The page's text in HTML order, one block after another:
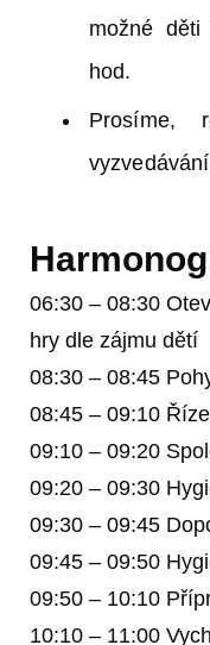
možné
hod.
Prosíme,
06:30 – 08:30
hry dle zájmu dětí
08:30 – 08:45
08:45 – 09:10
09:10 – 09:20
09:20 – 09:30
09:30 – 09:45
09:45 – 09:50
09:50 – 10:10
10:10 – 11:00